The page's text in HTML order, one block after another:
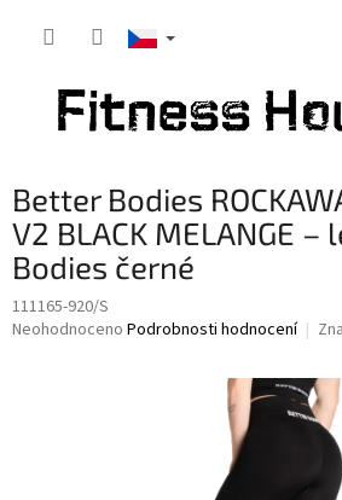
Better Bodies
V2 BLACK MELANGE
Bodies černé
111165-920/S
Průměrné
Neohodnoceno Podrobnosti hodnocení